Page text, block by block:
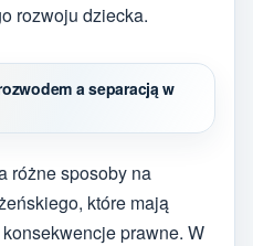
rozwoju dziecka.
a separacją w
różne sposoby na
które mają
prawne. W